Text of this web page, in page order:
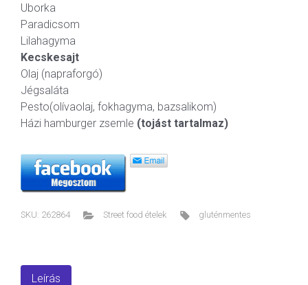
Uborka
Paradicsom
Lilahagyma
Kecskesajt
Olaj (napraforgó)
Jégsaláta
Pesto(olívaolaj, fokhagyma, bazsalikom)
Házi hamburger zsemle (tojást tartalmaz)
SKU: 262864 Street food ételek gluténmentes
Leírás